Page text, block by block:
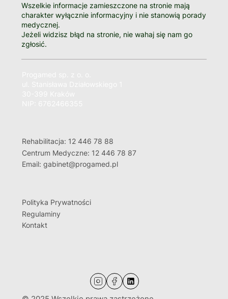
Wszelkie informacje zamieszczone na stronie mają
charakter wyłącznie informacyjny i nie stanowią porady
medycznej.
Jeżeli widzisz błąd na stronie, nie wahaj się nam go
zgłosić.
Rehabilitacja: 12 446 78 88
Centrum Medyczne: 12 446 78 87
Email: gabinet@progamed.pl
Polityka Prywatności
Regulaminy
Kontakt